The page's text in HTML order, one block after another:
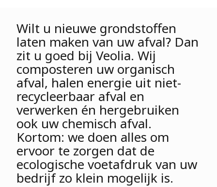
Wilt u nieuwe grondstoffen
laten maken van uw afval? Dan
zit u goed bij Veolia. Wij
composteren uw organisch
afval, halen energie uit niet-
recycleerbaar afval en
verwerken én hergebruiken
ook uw chemisch afval.
Kortom: we doen alles om
ervoor te zorgen dat de
ecologische voetafdruk van uw
bedrijf zo klein mogelijk is.